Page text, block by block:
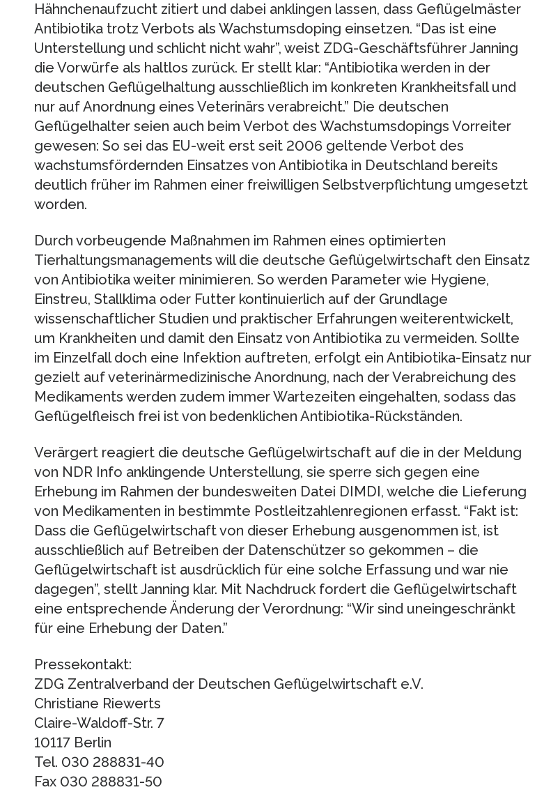
Hähnchenaufzucht zitiert und dabei anklingen lassen, dass Geflügelmäster
Antibiotika trotz Verbots als Wachstumsdoping einsetzen. “Das ist eine
Unterstellung und schlicht nicht wahr”, weist ZDG-Geschäftsführer Janning
die Vorwürfe als haltlos zurück. Er stellt klar: “Antibiotika werden in der
deutschen Geflügelhaltung ausschließlich im konkreten Krankheitsfall und
nur auf Anordnung eines Veterinärs verabreicht.” Die deutschen
Geflügelhalter seien auch beim Verbot des Wachstumsdopings Vorreiter
gewesen: So sei das EU-weit erst seit 2006 geltende Verbot des
wachstumsfördernden Einsatzes von Antibiotika in Deutschland bereits
deutlich früher im Rahmen einer freiwilligen Selbstverpflichtung umgesetzt
worden.
Durch vorbeugende Maßnahmen im Rahmen eines optimierten
Tierhaltungsmanagements will die deutsche Geflügelwirtschaft den Einsatz
von Antibiotika weiter minimieren. So werden Parameter wie Hygiene,
Einstreu, Stallklima oder Futter kontinuierlich auf der Grundlage
wissenschaftlicher Studien und praktischer Erfahrungen weiterentwickelt,
um Krankheiten und damit den Einsatz von Antibiotika zu vermeiden. Sollte
im Einzelfall doch eine Infektion auftreten, erfolgt ein Antibiotika-Einsatz nur
gezielt auf veterinärmedizinische Anordnung, nach der Verabreichung des
Medikaments werden zudem immer Wartezeiten eingehalten, sodass das
Geflügelfleisch frei ist von bedenklichen Antibiotika-Rückständen.
Verärgert reagiert die deutsche Geflügelwirtschaft auf die in der Meldung
von NDR Info anklingende Unterstellung, sie sperre sich gegen eine
Erhebung im Rahmen der bundesweiten Datei DIMDI, welche die Lieferung
von Medikamenten in bestimmte Postleitzahlenregionen erfasst. “Fakt ist:
Dass die Geflügelwirtschaft von dieser Erhebung ausgenommen ist, ist
ausschließlich auf Betreiben der Datenschützer so gekommen – die
Geflügelwirtschaft ist ausdrücklich für eine solche Erfassung und war nie
dagegen”, stellt Janning klar. Mit Nachdruck fordert die Geflügelwirtschaft
eine entsprechende Änderung der Verordnung: “Wir sind uneingeschränkt
für eine Erhebung der Daten.”
Pressekontakt:
ZDG Zentralverband der Deutschen Geflügelwirtschaft e.V.
Christiane Riewerts
Claire-Waldoff-Str. 7
10117 Berlin
Tel. 030 288831-40
Fax 030 288831-50